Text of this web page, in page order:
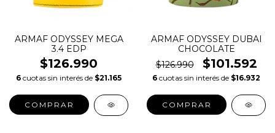
ARMAF ODYSSEY MEGA
3.4 EDP
$126.990
6 cuotas sin interés de $21.165
COMPRAR
ARMAF ODYSSEY DUBAI
CHOCOLATE
$126.990
$101.592
6 cuotas sin interés de $16.932
COMPRAR